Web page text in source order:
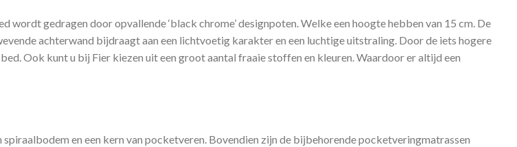
gedragen door opvallende ‘black chrome’ designpoten. Welke een hoogte hebben van 15 cm. De
achterwand bijdraagt aan een lichtvoetig karakter en een luchtige uitstraling. Door de iets hogere
Ook kunt u bij Fier kiezen uit een groot aantal fraaie stoffen en kleuren. Waardoor er altijd een
en een kern van pocketveren. Bovendien zijn de bijbehorende pocketveringmatrassen